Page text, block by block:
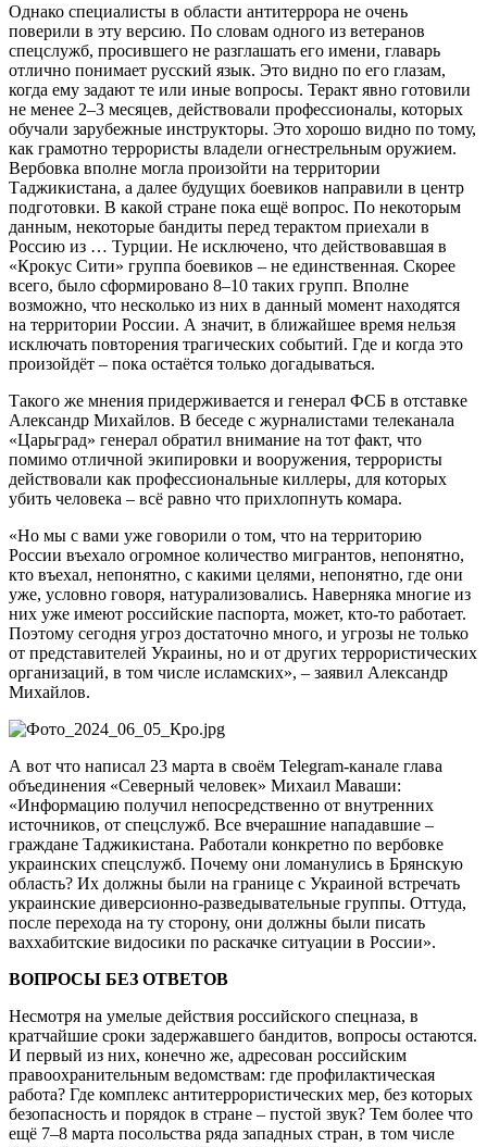
Однако специалисты в области антитеррора не очень
поверили в эту версию. По словам одного из ветеранов
спецслужб, просившего не разглашать его имени, главарь
отлично понимает русский язык. Это видно по его глазам,
когда ему задают те или иные вопросы. Теракт явно готовили
не менее 2–3 месяцев, действовали профессионалы, которых
обучали зарубежные инструкторы. Это хорошо видно по тому,
как грамотно террористы владели огнестрельным оружием.
Вербовка вполне могла произойти на территории
Таджикистана, а далее будущих боевиков направили в центр
подготовки. В какой стране пока ещё вопрос. По некоторым
данным, некоторые бандиты перед терактом приехали в
Россию из … Турции. Не исключено, что действовавшая в
«Крокус Сити» группа боевиков – не единственная. Скорее
всего, было сформировано 8–10 таких групп. Вполне
возможно, что несколько из них в данный момент находятся
на территории России. А значит, в ближайшее время нельзя
исключать повторения трагических событий. Где и когда это
произойдёт – пока остаётся только догадываться.
Такого же мнения придерживается и генерал ФСБ в отставке
Александр Михайлов. В беседе с журналистами телеканала
«Царьград» генерал обратил внимание на тот факт, что
помимо отличной экипировки и вооружения, террористы
действовали как профессиональные киллеры, для которых
убить человека – всё равно что прихлопнуть комара.
«Но мы с вами уже говорили о том, что на территорию
России въехало огромное количество мигрантов, непонятно,
кто въехал, непонятно, с какими целями, непонятно, где они
уже, условно говоря, натурализовались. Наверняка многие из
них уже имеют российские паспорта, может, кто-то работает.
Поэтому сегодня угроз достаточно много, и угрозы не только
от представителей Украины, но и от других террористических
организаций, в том числе исламских», – заявил Александр
Михайлов.
А вот что написал 23 марта в своём Telegram-канале глава
объединения «Северный человек» Михаил Маваши:
«Информацию получил непосредственно от внутренних
источников, от спецслужб. Все вчерашние нападавшие –
граждане Таджикистана. Работали конкретно по вербовке
украинских спецслужб. Почему они ломанулись в Брянскую
область? Их должны были на границе с Украиной встречать
украинские диверсионно-разведывательные группы. Оттуда,
после перехода на ту сторону, они должны были писать
ваххабитские видосики по раскачке ситуации в России».
ВОПРОСЫ БЕЗ ОТВЕТОВ
Несмотря на умелые действия российского спецназа, в
кратчайшие сроки задержавшего бандитов, вопросы остаются.
И первый из них, конечно же, адресован российским
правоохранительным ведомствам: где профилактическая
работа? Где комплекс антитеррористических мер, без которых
безопасность и порядок в стране – пустой звук? Тем более что
ещё 7–8 марта посольства ряда западных стран, в том числе